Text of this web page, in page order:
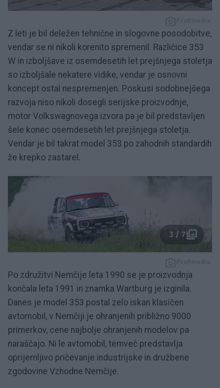
Z leti je bil deležen tehnične in slogovne posodobitve,
vendar se ni nikoli korenito spremenil. Različice 353
W in izboljšave iz osemdesetih let prejšnjega stoletja
so izboljšale nekatere vidike, vendar je osnovni
koncept ostal nespremenjen. Poskusi sodobnejšega
razvoja niso nikoli dosegli serijske proizvodnje,
motor Volkswagnovega izvora pa je bil predstavljen
šele konec osemdesetih let prejšnjega stoletja.
Vendar je bil takrat model 353 po zahodnih standardih
že krepko zastarel.
3 / 7
Po združitvi Nemčije leta 1990 se je proizvodnja
končala leta 1991 in znamka Wartburg je izginila.
Danes je model 353 postal zelo iskan klasičen
avtomobil, v Nemčiji je ohranjenih približno 9000
primerkov, cene najbolje ohranjenih modelov pa
naraščajo. Ni le avtomobil, temveč predstavlja
oprijemljivo pričevanje industrijske in družbene
zgodovine Vzhodne Nemčije.